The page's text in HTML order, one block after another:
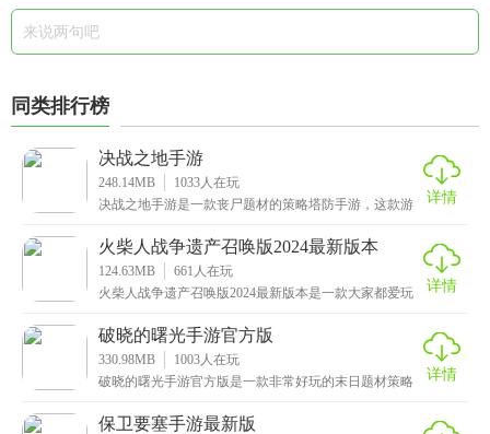
同类排行榜
决战之地手游
248.14MB 1033 人在玩
决战之地手游是一款丧尸题材的策略塔防手游，这款游
都被
详情
火柴人战争遗产召唤版2024最新版本
124.63MB 661 人在玩
火柴人战争遗产召唤版2024最新版本是一款大家都爱玩
详情
破晓的曙光手游官方版
330.98MB 1003 人在玩
破晓的曙光手游官方版是一款非常好玩的末日题材策略
来休
详情
保卫要塞手游最新版